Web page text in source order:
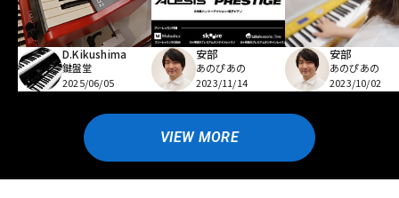
D.Kikushima
鍵盤堂
2025/06/05
安部
あのぴあの
2023/11/14
安部
あのぴあの
2023/10/02
VIEW MORE